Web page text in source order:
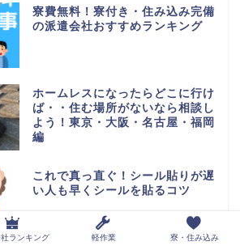
寮費無料！寮付き・住み込み完備
の派遣会社おすすめランキング
ホームレスになったらどこに行け
ば・・住む場所がないなら相談し
よう！東京・大阪・名古屋・福岡
編
これで真っ直ぐ！シール貼りが遅
い人も早くシールを貼るコツ
ランキング 軽作業 寮・住み込み